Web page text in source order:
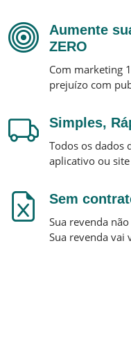
Aumente
ZERO
Com marketing
prejuízo com
Simples,
Todos os dados
aplicativo ou
Sem
Sua revenda
Sua revenda vai